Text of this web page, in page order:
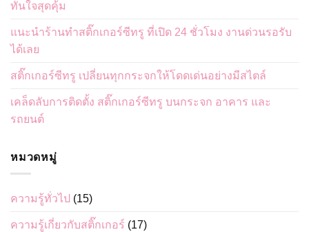
ทันใจสุดคุ้ม
แนะนำร้านทำสติ๊กเกอร์ซีทรู ที่เปิด 24 ชั่วโมง งานด่วนรอรับ
ได้เลย
สติ๊กเกอร์ซีทรู เปลี่ยนทุกกระจกให้โดดเด่นอย่างมีสไตล์
เคล็ดลับการติดตั้ง สติ๊กเกอร์ซีทรู บนกระจก อาคาร และ
รถยนต์
หมวดหมู่
ความรู้ทั่วไป (15)
ความรู้เกี่ยวกับสติ๊กเกอร์ (17)